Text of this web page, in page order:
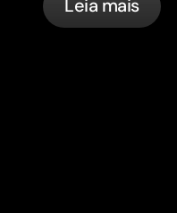
Leia mais